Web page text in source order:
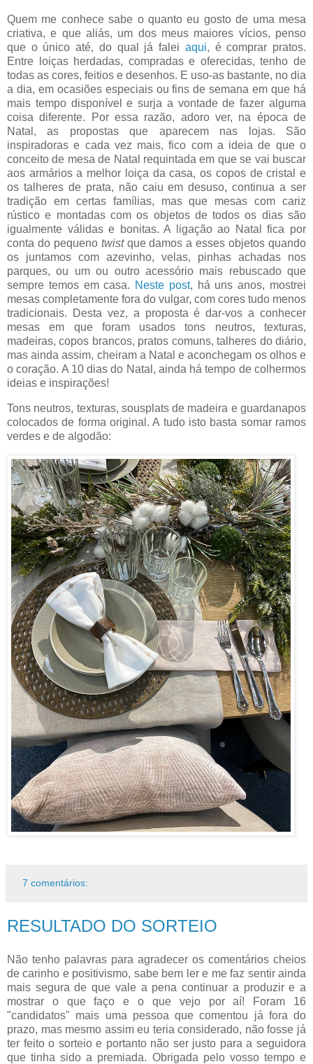
Quem me conhece sabe o quanto eu gosto de uma mesa
criativa, e que aliás, um dos meus maiores vícios, penso
que o único até, do qual já falei aqui, é comprar pratos.
Entre loiças herdadas, compradas e oferecidas, tenho de
todas as cores, feitios e desenhos. E uso-as bastante, no dia
a dia, em ocasiões especiais ou fins de semana em que há
mais tempo disponível e surja a vontade de fazer alguma
coisa diferente. Por essa razão, adoro ver, na época de
Natal, as propostas que aparecem nas lojas. São
inspiradoras e cada vez mais, fico com a ideia de que o
conceito de mesa de Natal requintada em que se vai buscar
aos armários a melhor loiça da casa, os copos de cristal e
os talheres de prata, não caiu em desuso, continua a ser
tradição em certas famílias, mas que mesas com cariz
rústico e montadas com os objetos de todos os dias são
igualmente válidas e bonitas. A ligação ao Natal fica por
conta do pequeno twistque damos a esses objetos quando
os juntamos com azevinho, velas, pinhas achadas nos
parques, ou um ou outro acessório mais rebuscado que
sempre temos em casa. Neste post, há uns anos, mostrei
mesas completamente fora do vulgar, com cores tudo menos
tradicionais. Desta vez, a proposta é dar-vos a conhecer
mesas em que foram usados tons neutros, texturas,
madeiras, copos brancos, pratos comuns, talheres do diário,
mas ainda assim, cheiram a Natal e aconchegam os olhos e
o coração. A 10 dias do Natal, ainda há tempo de colhermos
ideias e inspirações!
Tons neutros, texturas, sousplats de madeira e guardanapos
colocados de forma original. A tudo isto basta somar ramos
verdes e de algodão:
7 comentários:
RESULTADO DO SORTEIO
Não tenho palavras para agradecer os comentários cheios
de carinho e positivismo, sabe bem ler e me faz sentir ainda
mais segura de que vale a pena continuar a produzir e a
mostrar o que faço e o que vejo por aí! Foram 16
"candidatos" mais uma pessoa que comentou já fora do
prazo, mas mesmo assim eu teria considerado, não fosse já
ter feito o sorteio e portanto não ser justo para a seguidora
que tinha sido a premiada. Obrigada pelo vosso tempo e